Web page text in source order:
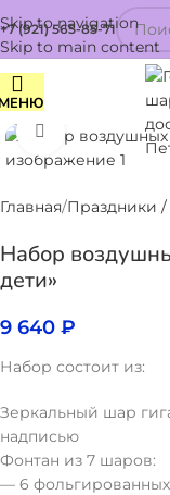
Skip to navigation
Skip to main content
+7 (921) 565-85-71
Нажмите,
Главная Праздники
Набор
дети»
9 640 ₽
Набор состоит из:
Зеркальный шар
надписью
Фонтан из 7 шаров:
— 6